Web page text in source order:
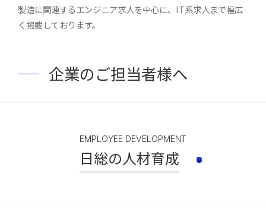
製造に関連するエンジニア求人を中心に、IT系求人まで幅広
く掲載しております。
企業のご担当者様へ
EMPLOYEE DEVELOPMENT
日総の人材育成